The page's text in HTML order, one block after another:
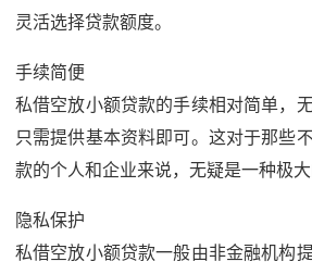
灵活选择贷款额度。
手续简便
私借空放小额贷款的手续相对简单，
只需提供基本资料即可。这对于那些
款的个人和企业来说，无疑是一种极大
隐私保护
私借空放小额贷款一般由非金融机构